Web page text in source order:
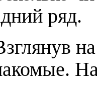
ряд.